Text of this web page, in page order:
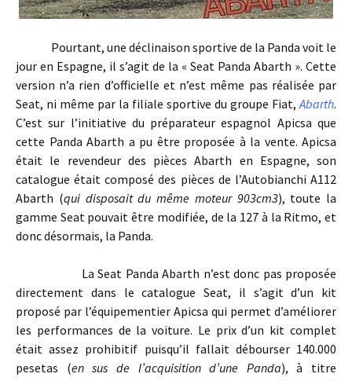
Pourtant, une déclinaison sportive de la Panda voit le
jour en Espagne, il s’agit de la « Seat Panda Abarth ». Cette
version n’a rien d’officielle et n’est même pas réalisée par
Seat, ni même par la filiale sportive du groupe Fiat,Abarth.
C’est sur l’initiative du préparateur espagnol Apicsa que
cette Panda Abarth a pu être proposée à la vente. Apicsa
était le revendeur des pièces Abarth en Espagne, son
catalogue était composé des pièces de l’Autobianchi A112
Abarth (qui disposait du même moteur 903cm3), toute la
gamme Seat pouvait être modifiée, de la 127 à la Ritmo, et
donc désormais, la Panda.
La Seat Panda Abarth n’est donc pas proposée
directement dans le catalogue Seat, il s’agit d’un kit
proposé par l’équipementier Apicsa qui permet d’améliorer
les performances de la voiture. Le prix d’un kit complet
était assez prohibitif puisqu’il fallait débourser 140.000
pesetas (en sus de l’acquisition d’une Panda), à titre